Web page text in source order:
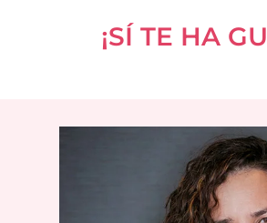
¡SÍ TE HA